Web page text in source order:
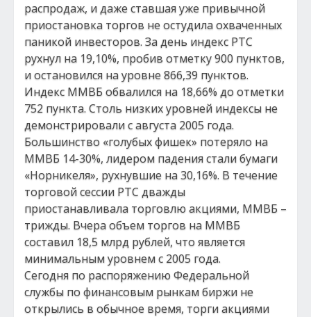
распродаж, и даже ставшая уже привычной
приостановка торгов не остудила охваченных
паникой инвесторов. За день индекс РТС
рухнул на 19,10%, пробив отметку 900 пунктов,
и остановился на уровне 866,39 пунктов.
Индекс ММВБ обвалился на 18,66% до отметки
752 пункта. Столь низких уровней индексы не
демонстрировали с августа 2005 года.
Большинство «голубых фишек» потеряло на
ММВБ 14-30%, лидером падения стали бумаги
«Норникеля», рухнувшие на 30,16%. В течение
торговой сессии РТС дважды
приостанавливала торговлю акциями, ММВБ –
трижды. Вчера объем торгов на ММВБ
составил 18,5 млрд рублей, что является
минимальным уровнем с 2005 года.
Сегодня по распоряжению Федеральной
службы по финансовым рынкам биржи не
открылись в обычное время, торги акциями